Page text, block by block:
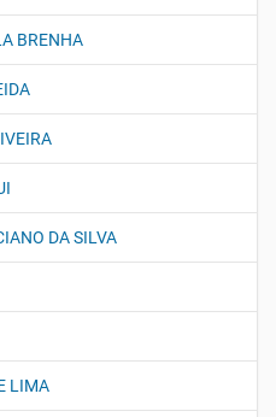
BRENHA
DA SILVA
LIMA